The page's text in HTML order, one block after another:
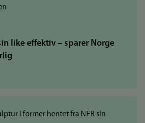
like effektiv – sparer Norge